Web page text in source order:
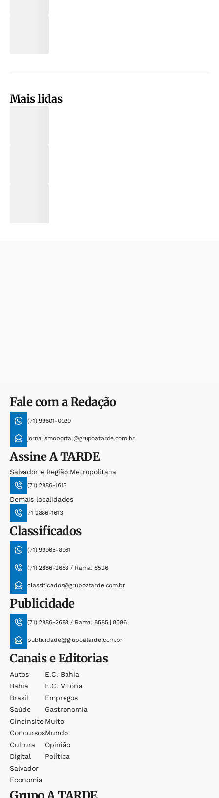
Mais lidas
Fale com a Redação
(71) 99601-0020
jornalismoportal@grupoatarde.com.br
AssineA TARDE
Salvador e Região Metropolitana
(71) 2886-1613
Demais localidades
71 2886-1613
Classificados
(71) 99965-8961
(71) 2886-2683 / Ramal 8526
classificados@grupoatarde.com.br
Publicidade
(71) 2886-2683 / Ramal 8585 | 8586
publicidade@grupoatarde.com.br
Canais e Editorias
Autos
Bahia
Brasil
Saúde
Cineinsite
Concursos
Cultura
Digital
Salvador
Economia
E.c. Bahia
E.c. Vitória
Empregos
Gastronomia
Muito
Mundo
Opinião
Política